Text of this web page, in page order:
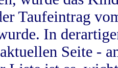
Taufeintrag
In
Seite -